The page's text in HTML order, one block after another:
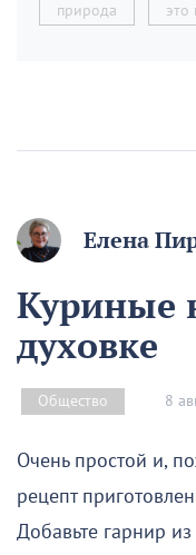
природа это
Елена
Куриные
духовке
Общество 8
Очень простой и,
рецепт
Добавьте гарнир